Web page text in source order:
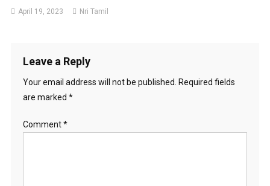
April 19, 2023 Nri Tamil
Leave a Reply
Your email address will not be published.
Required fields
are marked *
Comment*